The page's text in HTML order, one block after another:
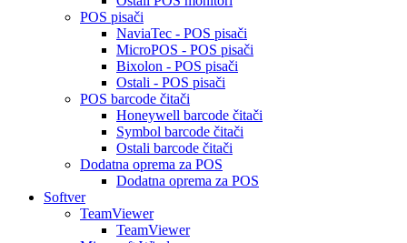
POS pisači
NaviaTec - POS pisači
MicroPOS - POS pisači
Bixolon - POS pisači
Ostali - POS pisači
POS barcode čitači
Honeywell barcode čitači
Symbol barcode čitači
Ostali barcode čitači
Dodatna oprema za POS
Dodatna oprema za POS
Softver
TeamViewer
TeamViewer